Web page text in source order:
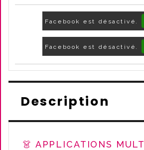
Facebook est désactivé.
Facebook est désactivé.
Description
👗 APPLICATIONS